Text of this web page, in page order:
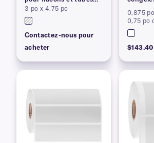
congelés
3 po x 4,75 po
Contactez-nous pour
acheter
0,875
0,75 po
$143.40